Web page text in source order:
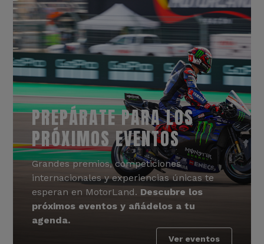
PREPÁRATE PARA LOS
PRÓXIMOS EVENTOS
Grandes premios, competiciones
internacionales y experiencias únicas te
esperan en MotorLand. Descubre los
próximos eventos y añádelos a tu
agenda.
Ver eventos